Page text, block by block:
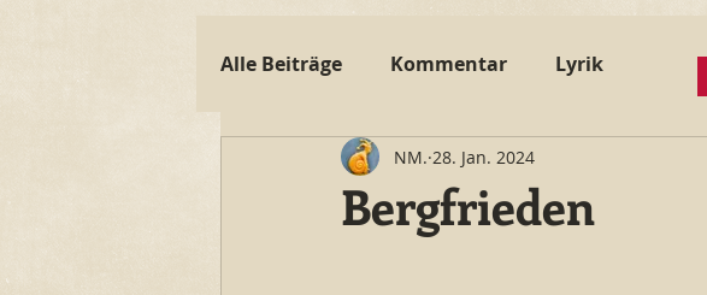
Alle Beiträge Kommentar Lyrik
Bergfrieden
NM. 28. Jan. 2024